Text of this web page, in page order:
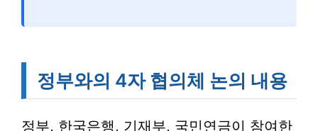
정부와의 4자 협의체 논의 내용
정부, 한국은행, 기재부, 국민연금이 참여한